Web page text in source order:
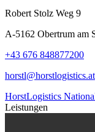
Robert Stolz Weg 9
A-5162 Obertrum am
+43 676 848877200
horstl@horstlogistics.at
HorstLogistics
Leistungen